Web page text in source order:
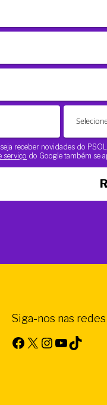
receber novidades do
serviço do Google também se
Siga-nos nas
Facebook X Instagram Youtube TikTok